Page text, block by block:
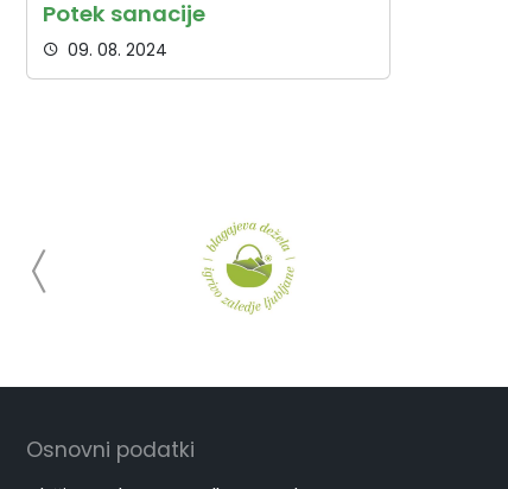
Potek sanacije
09. 08. 2024
Osnovni podatki